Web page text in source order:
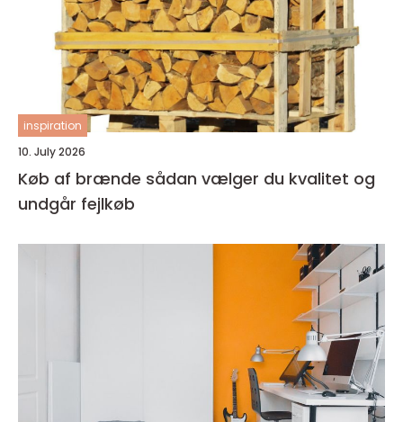
inspiration
10. July 2026
Køb af brænde sådan vælger du kvalitet og
undgår fejlkøb